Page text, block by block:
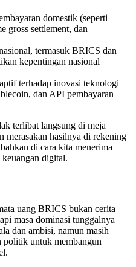
domestik (seperti
gross settlement, dan
termasuk BRICS dan
kepentingan nasional
terhadap inovasi teknologi
dan API pembayaran
terlibat langsung di meja
merasakan hasilnya di rekening
di cara kita menerima
digital.
uang BRICS bukan cerita
masa dominasi tunggalnya
dan ambisi, namun masih
politik untuk membangun